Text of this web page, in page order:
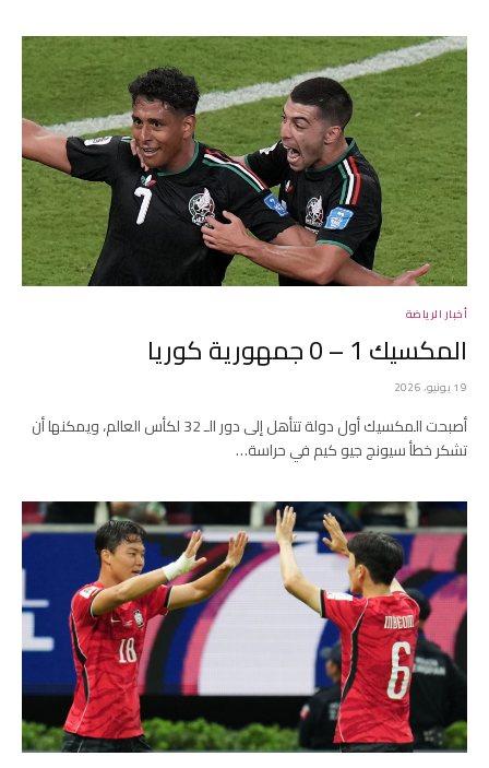
أخبار الرياضة
المكسيك 1 – 0 جمهورية كوريا
19 يونيو، 2026
أصبحت المكسيك أول دولة تتأهل إلى دور الـ 32 لكأس العالم، ويمكنها أن
تشكر خطأ سيونج جيو كيم في حراسة…